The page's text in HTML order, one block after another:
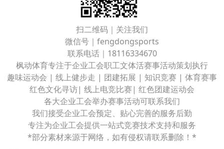
扫二维码｜关注我们
微信号｜fengdongsports
联系电话｜18116334670
枫动体育专注于企业工会职工文体活赛事活动策划执行
趣味运动会 | 线上健步走 | 团建拓展 | 知识竞赛 | 体育赛事
红色文化寻访| 线上电竞比赛| 红色团建运动会
各大企业工会举办赛事活动可联系我们
我们接受企业工会预定、贴心完善的服务后勤
专注为企业工会提供一站式竞赛技术支持和服务
*部分素材来源于网络，如有侵权请联系删除！*